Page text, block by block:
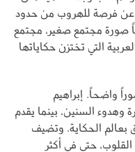
عن فرصة للهروب من حدود
صورة مجتمع صغير، مجتمع
التي تختزن حكاياتها
واضحاً. إبراهيم
السنين، بينما يقدم
بعالم الحكاية. وتضيف
حتى في أكثر